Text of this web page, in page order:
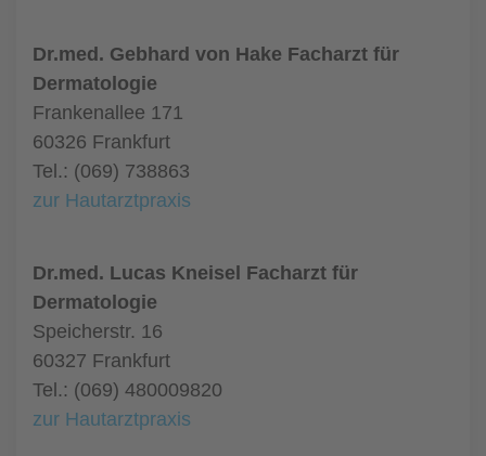
Dr.med. Gebhard von Hake Facharzt für
Dermatologie
Frankenallee 171
60326 Frankfurt
Tel.: (069) 738863
zur Hautarztpraxis
Dr.med. Lucas Kneisel Facharzt für
Dermatologie
Speicherstr. 16
60327 Frankfurt
Tel.: (069) 480009820
zur Hautarztpraxis